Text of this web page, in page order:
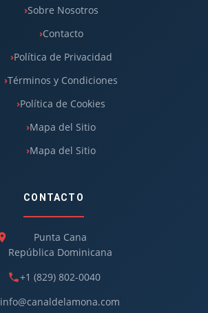
Sobre Nosotros
Contacto
Política de Privacidad
Términos y Condiciones
Política de Cookies
Mapa del Sitio
Mapa del Sitio
CONTACTO
Punta Cana
República Dominicana
+1 (829) 802-0040
info@canaldelamona.com